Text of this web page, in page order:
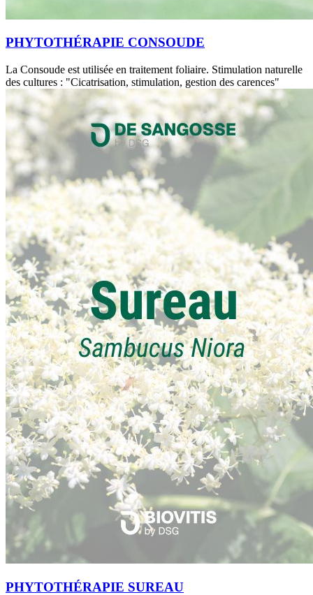
PHYTOTHÉRAPIE CONSOUDE
La Consoude est utilisée en traitement foliaire. Stimulation naturelle
des cultures : "Cicatrisation, stimulation, gestion des carences"
PHYTOTHÉRAPIE SUREAU